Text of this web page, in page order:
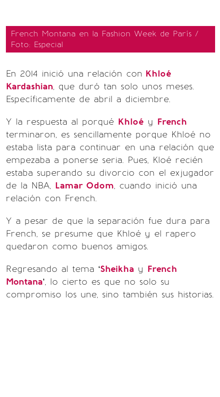
French Montana en la Fashion Week de París /
Foto: Especial
En 2014 inició una relación con Khloé
Kardashian, que duró tan solo unos meses.
Específicamente de abril a diciembre.
Y la respuesta al porqué Khloé y French
terminaron, es sencillamente porque Khloé no
estaba lista para continuar en una relación que
empezaba a ponerse seria. Pues, Kloé recién
estaba superando su divorcio con el exjugador
de la NBA, Lamar Odom, cuando inició una
relación con French.
Y a pesar de que la separación fue dura para
French, se presume que Khloé y el rapero
quedaron como buenos amigos.
Regresando al tema ‘Sheikha y French
Montana’, lo cierto es que no solo su
compromiso los une, sino también sus historias.